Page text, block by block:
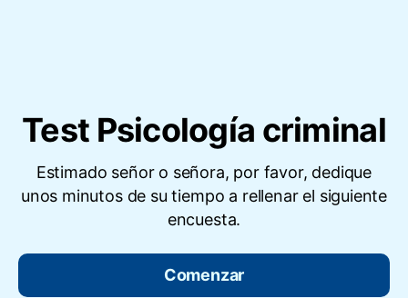
Test Psicología criminal
Estimado señor o señora, por favor, dedique
unos minutos de su tiempo a rellenar el siguiente
encuesta.
Comenzar